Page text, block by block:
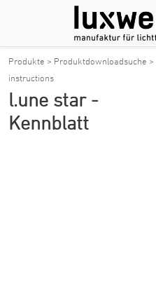
Produkte > Produktdownloadsuche >
instructions
l.une star -
Kennblatt